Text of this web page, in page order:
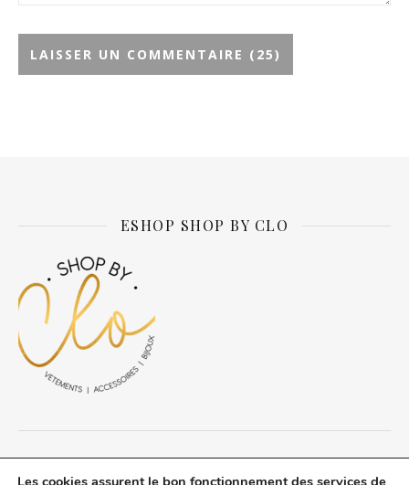
ESHOP SHOP BY CLO
Les cookies assurent le bon fonctionnement des services de